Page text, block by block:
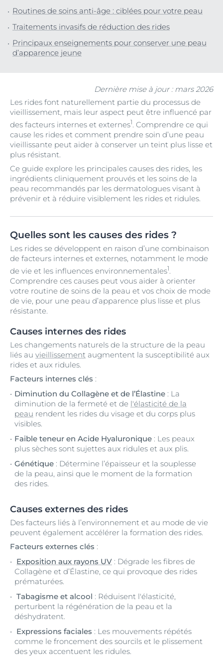
Routines de soins anti-âge : ciblées pour votre peau
Traitements invasifs de réduction des rides
Principaux enseignements pour conserver une peau
d’apparence jeune
Dernière mise à jour : mars 2026
Les rides font naturellement partie du processus de
vieillissement, mais leur aspect peut être influencé par
des facteurs internes et externes1. Comprendre ce qui
cause les rides et comment prendre soin d’une peau
vieillissante peut aider à conserver un teint plus lisse et
plus résistant.
Ce guide explore les principales causes des rides, les
ingrédients cliniquement prouvés et les soins de la
peau recommandés par les dermatologues visant à
prévenir et à réduire visiblement les rides et ridules.
Quelles sont les causes des rides ?
Les rides se développent en raison d’une combinaison
de facteurs internes et externes, notamment le mode
de vie et les influences environnementales1.
Comprendre ces causes peut vous aider à orienter
votre routine de soins de la peau et vos choix de mode
de vie, pour une peau d’apparence plus lisse et plus
résistante.
Causes internes des rides
Les changements naturels de la structure de la peau
liés au vieillissement augmentent la susceptibilité aux
rides et aux ridules.
Facteurs internes clés :
Diminution du Collagène et de l’Élastine : La
diminution de la fermeté et de l'élasticité de la
peau rendent les rides du visage et du corps plus
visibles.
Faible teneur en Acide Hyaluronique : Les peaux
plus sèches sont sujettes aux ridules et aux plis.
Génétique : Détermine l’épaisseur et la souplesse
de la peau, ainsi que le moment de la formation
des rides.
Causes externes des rides
Des facteurs liés à l’environnement et au mode de vie
peuvent également accélérer la formation des rides.
Facteurs externes clés :
Exposition aux rayons UV : Dégrade les fibres de
Collagène et d’Élastine, ce qui provoque des rides
prématurées.
Tabagisme et alcool : Réduisent l'élasticité,
perturbent la régénération de la peau et la
déshydratent.
Expressions faciales : Les mouvements répétés
comme le froncement des sourcils et le plissement
des yeux accentuent les ridules.